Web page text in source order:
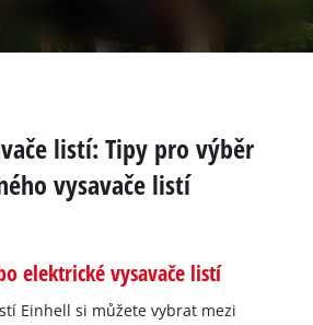
listí: Tipy pro výběr
vysavače listí
elektrické vysavače listí
Einhell si můžete vybrat mezi